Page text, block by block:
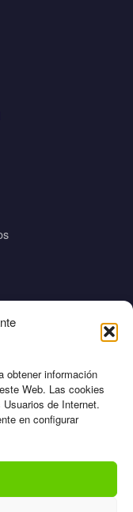
obtener información
Web. Las cookies
de Internet.
en configurar